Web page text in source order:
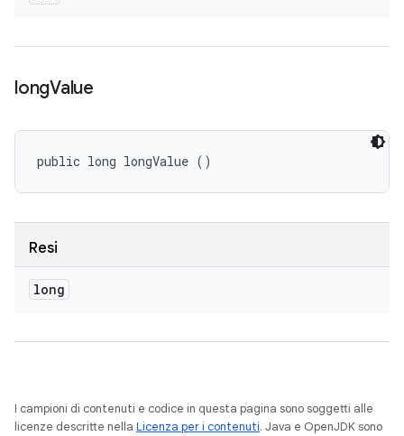
longValue
public long longValue ()
Resi
long
I campioni di contenuti e codice in questa pagina sono soggetti alle
licenze descritte nella Licenza per i contenuti. Java e OpenJDK sono